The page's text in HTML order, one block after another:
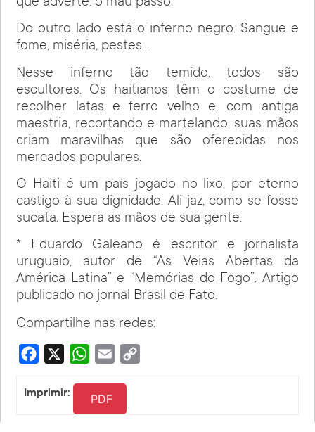
Do outro lado está o inferno negro. Sangue e
fome, miséria, pestes…
Nesse inferno tão temido, todos são
escultores. Os haitianos têm o costume de
recolher latas e ferro velho e, com antiga
maestria, recortando e martelando, suas mãos
criam maravilhas que são oferecidas nos
mercados populares.
O Haiti é um país jogado no lixo, por eterno
castigo à sua dignidade. Ali jaz, como se fosse
sucata. Espera as mãos de sua gente.
* Eduardo Galeano é escritor e jornalista
uruguaio, autor de “As Veias Abertas da
América Latina” e “Memórias do Fogo”. Artigo
publicado no jornal Brasil de Fato.
Compartilhe nas redes:
Facebook WhatsApp
Email
Imprimir: PDF